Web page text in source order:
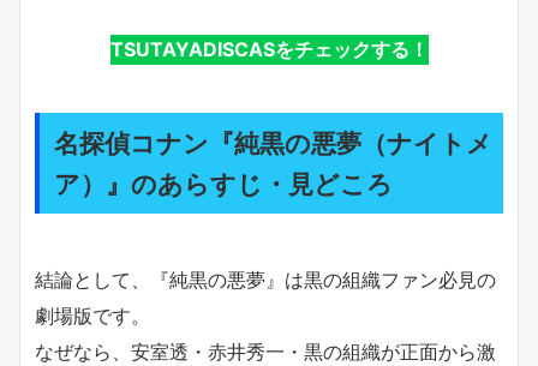
TSUTAYADISCASをチェックする！
名探偵コナン『純黒の悪夢（ナイトメ
ア）』のあらすじ・見どころ
結論として、『純黒の悪夢』は黒の組織ファン必見の
劇場版です。
なぜなら、安室透・赤井秀一・黒の組織が正面から激